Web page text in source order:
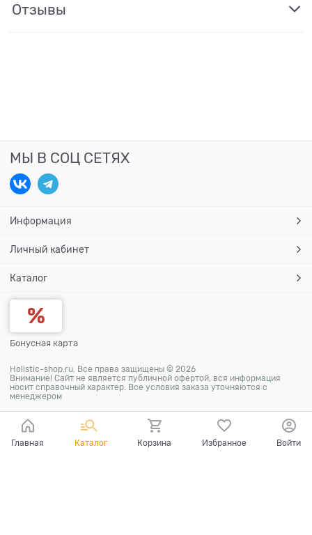
Отзывы
МЫ В СОЦ СЕТЯХ
Информация
Личный кабинет
Каталог
Бонусная карта
Holistic-shop.ru. Все права защищены © 2026
Внимание! Сайт не является публичной офертой, вся информация
носит справочный характер. Все условия заказа уточняются с
менеджером
Главная Каталог Корзина Избранное Войти